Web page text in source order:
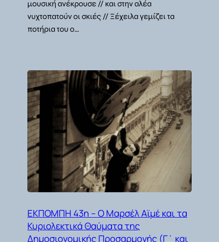
μουσική ανέκρουσε // και στην αλέα
νυχτοπατούν οι σκιές // Ξέχειλα γεμίζει τα
ποτήρια του ο…
ΕΚΠΟΜΠΗ 43η – Ο Μαρσέλ Αϊμέ και τα
Κυριολεκτικά Θαύματα της
Δημοσιονομικής Προσαρμογής (Γ΄ και